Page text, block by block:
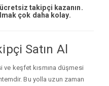
takipçi kazanın.
çok daha kolay.
Satın Al
ve keşfet kısmına düşmesi
Bu yolla uzun zaman